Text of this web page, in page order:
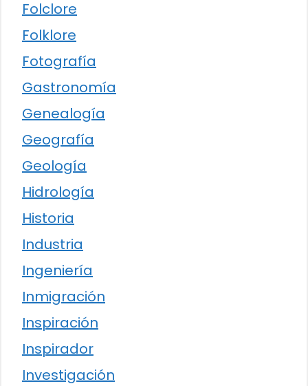
Folclore
Folklore
Fotografía
Gastronomía
Genealogía
Geografía
Geología
Hidrología
Historia
Industria
Ingeniería
Inmigración
Inspiración
Inspirador
Investigación